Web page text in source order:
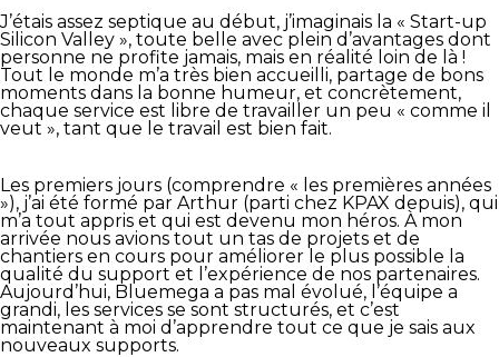
J’étais assez septique au début, j’imaginais la « Start-up
Silicon Valley », toute belle avec plein d’avantages dont
personne ne profite jamais, mais en réalité loin de là !
Tout le monde m’a très bien accueilli, partage de bons
moments dans la bonne humeur, et concrètement,
chaque service est libre de travailler un peu « comme il
veut », tant que le travail est bien fait.
Les premiers jours (comprendre « les premières années
»), j’ai été formé par Arthur (parti chez KPAX depuis), qui
m’a tout appris et qui est devenu mon héros. À mon
arrivée nous avions tout un tas de projets et de
chantiers en cours pour améliorer le plus possible la
qualité du support et l’expérience de nos partenaires.
Aujourd’hui, Bluemega a pas mal évolué, l’équipe a
grandi, les services se sont structurés, et c’est
maintenant à moi d’apprendre tout ce que je sais aux
nouveaux supports.